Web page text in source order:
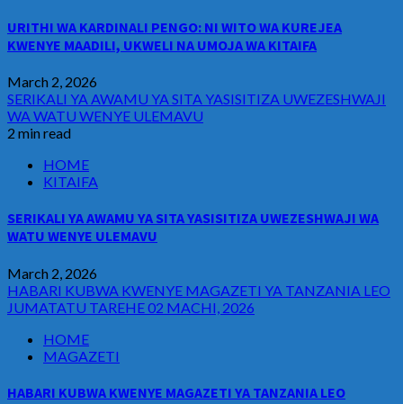
URITHI WA KARDINALI PENGO: NI WITO WA KUREJEA
KWENYE MAADILI, UKWELI NA UMOJA WA KITAIFA
March 2, 2026
SERIKALI YA AWAMU YA SITA YASISITIZA UWEZESHWAJI
WA WATU WENYE ULEMAVU
2 min read
HOME
KITAIFA
SERIKALI YA AWAMU YA SITA YASISITIZA UWEZESHWAJI WA
WATU WENYE ULEMAVU
March 2, 2026
HABARI KUBWA KWENYE MAGAZETI YA TANZANIA LEO
JUMATATU TAREHE 02 MACHI, 2026
HOME
MAGAZETI
HABARI KUBWA KWENYE MAGAZETI YA TANZANIA LEO